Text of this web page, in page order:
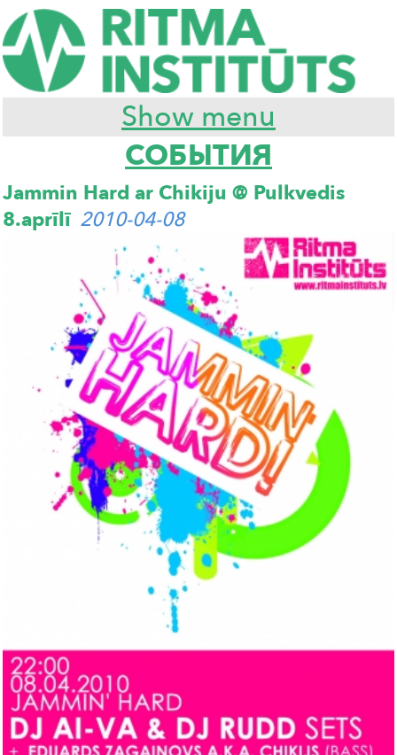
Show menu
СОБЫТИЯ
Jammin Hard ar Chikiju @ Pulkvedis
8.aprīlī 2010-04-08